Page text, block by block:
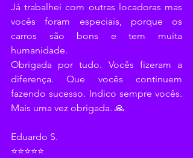
Já trabalhei com outras locadoras mas
vocês foram especiais, porque os
carros são bons e tem muita
humanidade.
Obrigada por tudo. Vocês fizeram a
diferença. Que vocês continuem
fazendo sucesso. Indico sempre vocês.
Mais uma vez obrigada. 🙏
Eduardo S.
⭐⭐⭐⭐⭐